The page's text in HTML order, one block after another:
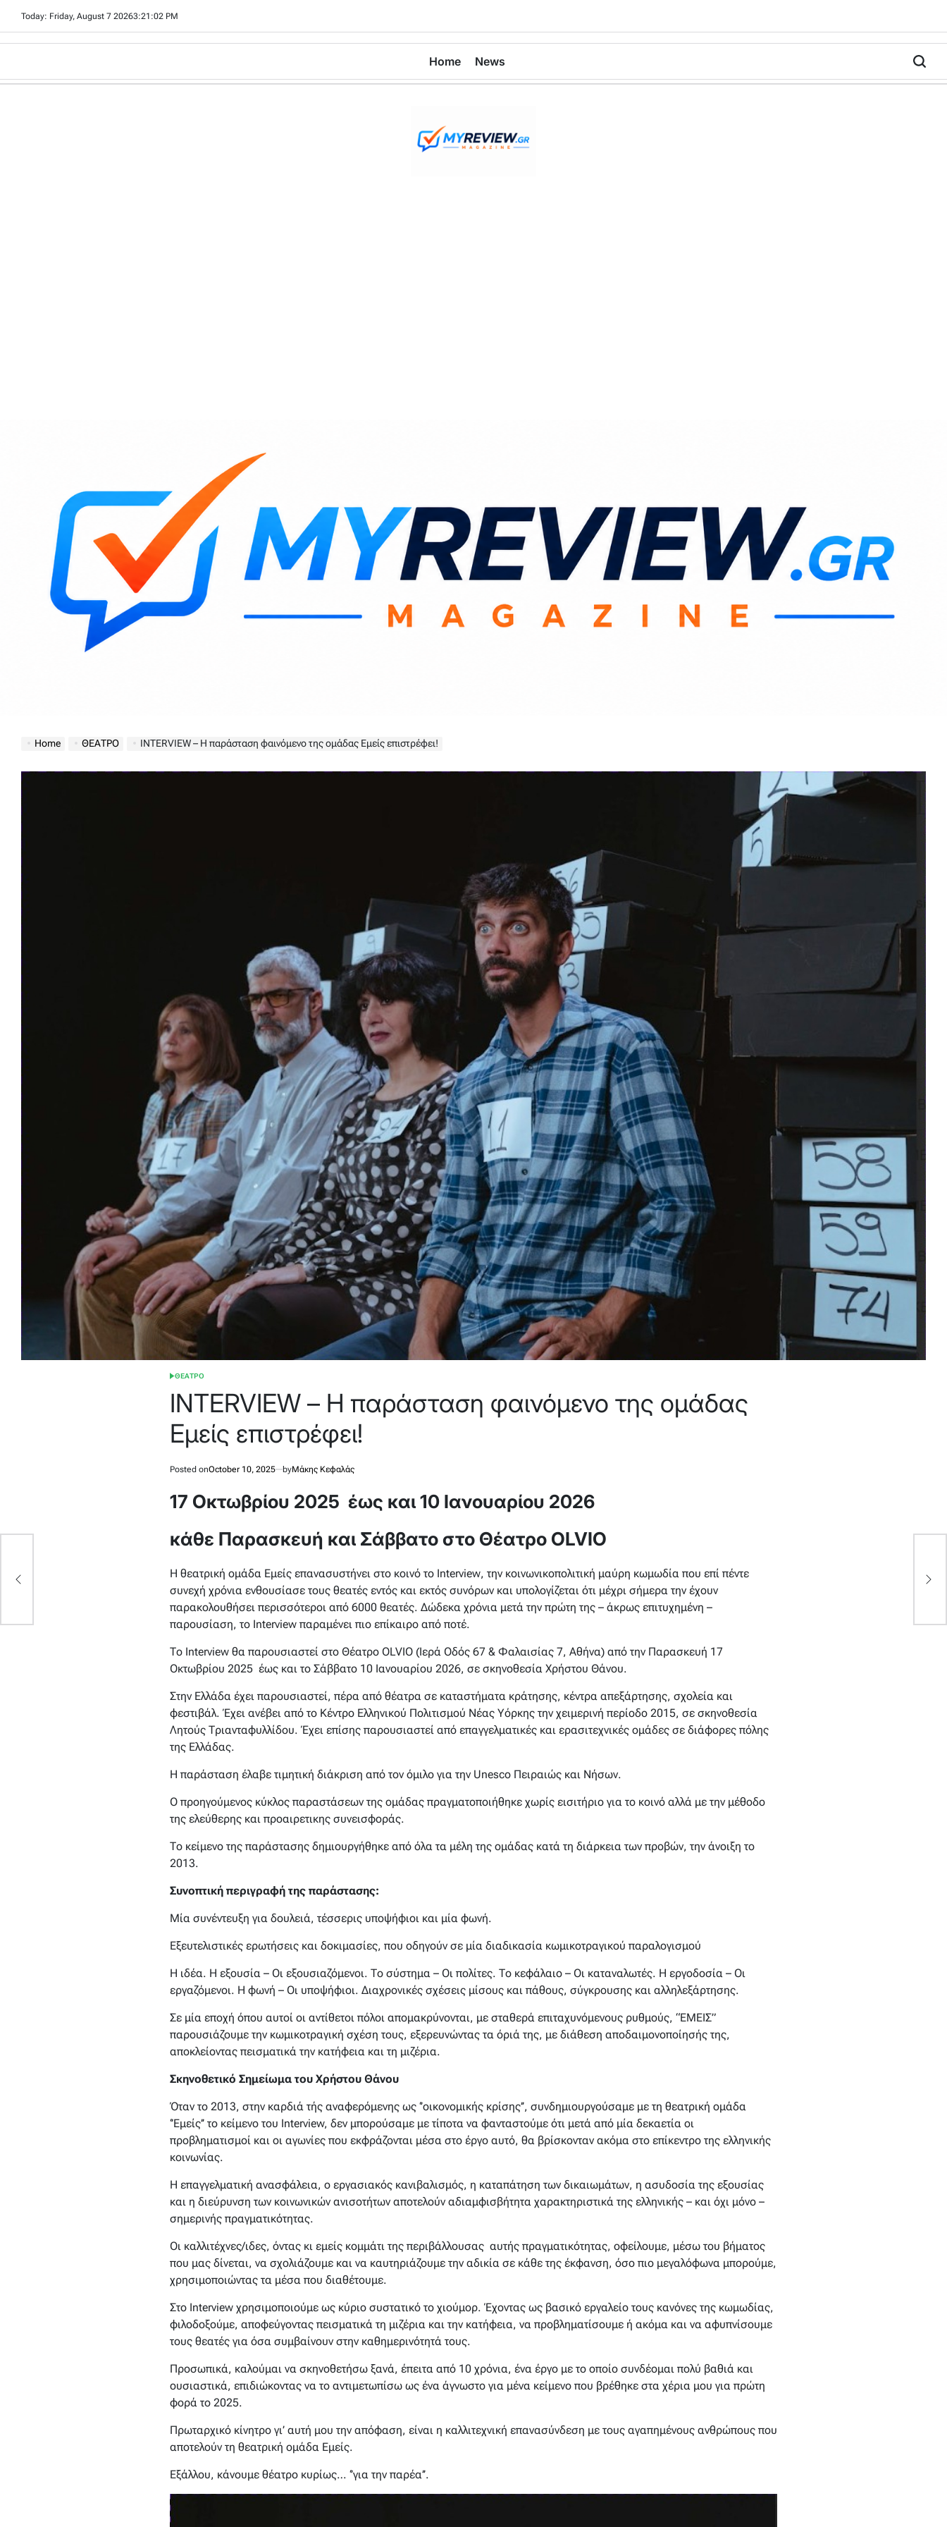
content
Today: Friday, August 7 20263:21 :04 PM
Home News
Home ΘΕΑΤΡΟ INTERVIEW – Η παράσταση φαινόμενο της ομάδας Εμείς επιστρέφει!
POSTED
ΘΕΑΤΡΟ
INTERVIEW – Η παράσταση φαινόμενο της ομάδας
Εμείς επιστρέφει!
Posted onOctober 10, 2025 byΜάκης Κεφαλάς
17 Οκτωβρίου 2025 έως και 10 Ιανουαρίου 2026
κάθε Παρασκευή και Σάββατο στο Θέατρο OLVIO
Η θεατρική ομάδα Εμείς επανασυστήνει στο κοινό το Interview, την κοινωνικοπολιτική μαύρη κωμωδία που επί πέντε
συνεχή χρόνια ενθουσίασε τους θεατές εντός και εκτός συνόρων και υπολογίζεται ότι μέχρι σήμερα την έχουν
παρακολουθήσει περισσότεροι από 6000 θεατές. Δώδεκα χρόνια μετά την πρώτη της – άκρως επιτυχημένη –
παρουσίαση, τοInterviewπαραμένει πιο επίκαιρo από ποτέ.
ΤοInterview θα παρουσιαστεί στο Θέατρο OLVIO (Ιερά Οδός 67 & Φαλαισίας 7, Αθήνα) από την Παρασκευή 17
Οκτωβρίου 2025 έως και το Σάββατο 10 Ιανουαρίου 2026, σε σκηνοθεσία Χρήστου Θάνου.
Στην Ελλάδα έχει παρουσιαστεί, πέρα από θέατρα σε καταστήματα κράτησης, κέντρα απεξάρτησης, σχολεία και
φεστιβάλ. Έχει ανέβει από το Κέντρο Ελληνικού Πολιτισμού Νέας Υόρκης την χειμερινή περίοδο 2015, σε σκηνοθεσία
Λητούς Τριανταφυλλίδου. Έχει επίσης παρουσιαστεί από επαγγελματικές και ερασιτεχνικές ομάδες σε διάφορες πόλης
της Ελλάδας.
Η παράσταση έλαβε τιμητική διάκριση από τον όμιλο για την Unesco Πειραιώς και Νήσων.
Ο προηγούμενος κύκλος παραστάσεων της ομάδας πραγματοποιήθηκε χωρίς εισιτήριο για το κοινό αλλά με την μέθοδο
της ελεύθερης και προαιρετικης συνεισφοράς.
Το κείμενο της παράστασης δημιουργήθηκε από όλα τα μέλη της ομάδας κατά τη διάρκεια των προβών, την άνοιξη το
2013.
Συνοπτική περιγραφή της παράστασης:
Μία συνέντευξη για δουλειά, τέσσερις υποψήφιοι και μία φωνή.
Εξευτελιστικές ερωτήσεις και δοκιμασίες, που οδηγούν σε μία διαδικασία κωμικοτραγικού παραλογισμού
Η ιδέα. Η εξουσία – Οι εξουσιαζόμενοι. Το σύστημα – Οι πολίτες. Το κεφάλαιο – Οι καταναλωτές. Η εργοδοσία – Οι
εργαζόμενοι. Η φωνή – Οι υποψήφιοι. Διαχρονικές σχέσεις μίσους και πάθους, σύγκρουσης και αλληλεξάρτησης.
Σε μία εποχή όπου αυτοί οι αντίθετοι πόλοι απομακρύνονται, με σταθερά επιταχυνόμενους ρυθμούς, “ΕΜΕΙΣ”
παρουσιάζουμε την κωμικοτραγική σχέση τους, εξερευνώντας τα όριά της, με διάθεση αποδαιμονοποίησής της,
αποκλείοντας πεισματικά την κατήφεια και τη μιζέρια.
Σκηνοθετικό Σημείωμα του Χρήστου Θάνου
Όταν το 2013, στην καρδιά τής αναφερόμενης ως ‘’οικονομικής κρίσης’’, συνδημιουργούσαμε με τη θεατρική ομάδα
‘’Εμείς’’ το κείμενο του Interview, δεν μπορούσαμε με τίποτα να φανταστούμε ότι μετά από μία δεκαετία οι
προβληματισμοί και οι αγωνίες που εκφράζονται μέσα στο έργο αυτό, θα βρίσκονταν ακόμα στο επίκεντρο της ελληνικής
κοινωνίας.
Η επαγγελματική ανασφάλεια, ο εργασιακός κανιβαλισμός, η καταπάτηση των δικαιωμάτων, η ασυδοσία της εξουσίας
και η διεύρυνση των κοινωνικών ανισοτήτων αποτελούν αδιαμφισβήτητα χαρακτηριστικά της ελληνικής – και όχι μόνο –
σημερινής πραγματικότητας.
Οι καλλιτέχνες/ιδες, όντας κι εμείς κομμάτι της περιβάλλουσας αυτής πραγματικότητας, οφείλουμε, μέσω του βήματος
που μας δίνεται, να σχολιάζουμε και να καυτηριάζουμε την αδικία σε κάθε της έκφανση, όσο πιο μεγαλόφωνα μπορούμε,
χρησιμοποιώντας τα μέσα που διαθέτουμε.
Στο Interview χρησιμοποιούμε ως κύριο συστατικό το χιούμορ. Έχοντας ως βασικό εργαλείο τους κανόνες της κωμωδίας,
φιλοδοξούμε, αποφεύγοντας πεισματικά τη μιζέρια και την κατήφεια, να προβληματίσουμε ή ακόμα και να αφυπνίσουμε
τους θεατές για όσα συμβαίνουν στην καθημερινότητά τους.
Προσωπικά, καλούμαι να σκηνοθετήσω ξανά, έπειτα από 10 χρόνια, ένα έργο με το οποίο συνδέομαι πολύ βαθιά και
ουσιαστικά, επιδιώκοντας να το αντιμετωπίσω ως ένα άγνωστο για μένα κείμενο που βρέθηκε στα χέρια μου για πρώτη
φορά το 2025.
Πρωταρχικό κίνητρο γι’ αυτή μου την απόφαση, είναι η καλλιτεχνική επανασύνδεση με τους αγαπημένους ανθρώπους που
αποτελούν τη θεατρική ομάδα Εμείς.
Εξάλλου, κάνουμε θέατρο κυρίως… ‘’για την παρέα’’.